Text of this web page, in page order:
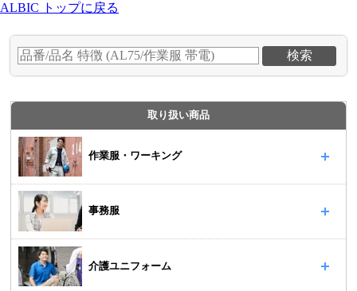
ALBIC トップに戻る
取り扱い商品
作業服・ワーキング
事務服
介護ユニフォーム